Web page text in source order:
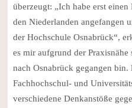
überzeugt: „Ich habe erst
den Niederlanden angefangen
der Hochschule Osnabrück“,
es mir aufgrund der
nach Osnabrück gegangen
Fachhochschul- und
verschiedene Denkanstöße